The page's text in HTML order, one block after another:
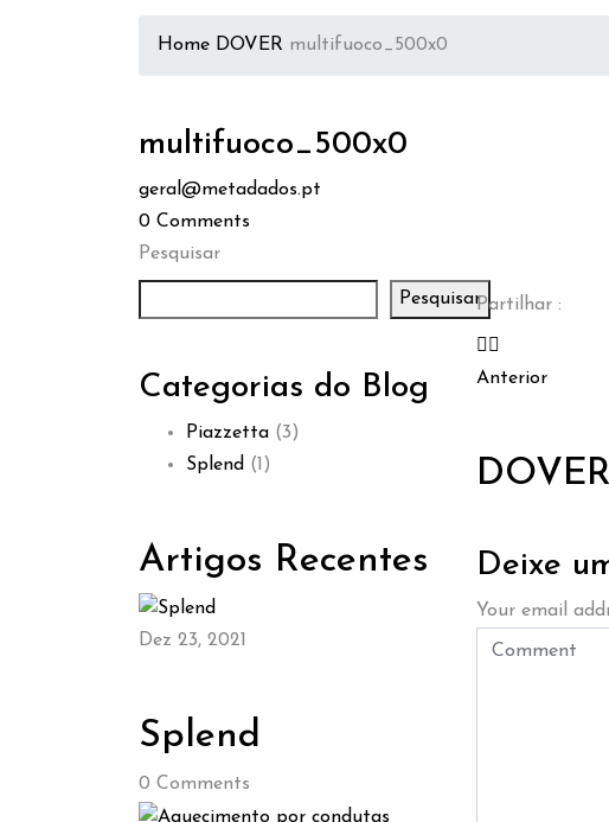
Home DOVER multifuoco_500x0
multifuoco_500x0
geral@metadados.pt
0 Comments
Pesquisar
Pesquisar
Categorias do Blog
Piazzetta (3)
Splend (1)
Artigos Recentes
Dez 23, 2021
Splend
0 Comments
Partilhar :
Anterior
DOVER
Deixe
Your email